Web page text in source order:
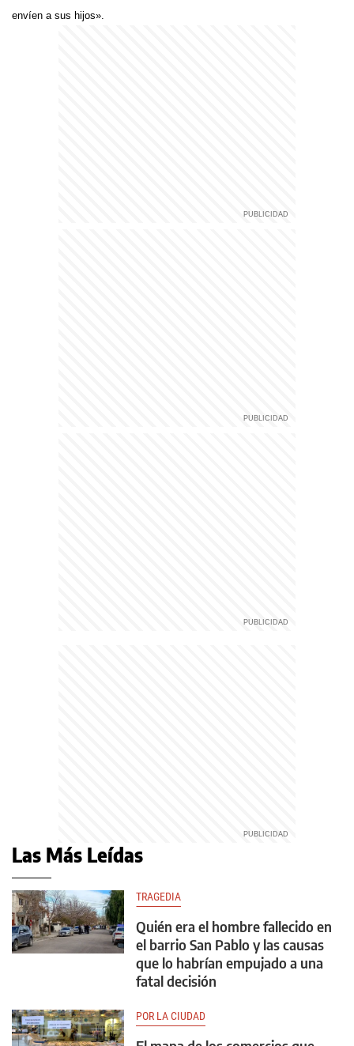
envíen a sus hijos».
Las Más Leídas
TRAGEDIA
Quién era el hombre fallecido en
el barrio San Pablo y las causas
que lo habrían empujado a una
fatal decisión
POR LA CIUDAD